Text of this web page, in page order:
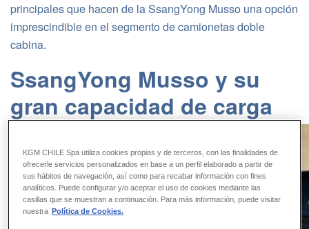
principales que hacen de la SsangYong Musso una opción
imprescindible en el segmento de camionetas doble
cabina.
SsangYong Musso y su
gran capacidad de carga
KGM CHILE Spa utiliza cookies propias y de terceros, con las finalidades de
ofrecerle servicios personalizados en base a un perfil elaborado a partir de
sus hábitos de navegación, así como para recabar información con fines
analíticos. Puede configurar y/o aceptar el uso de cookies mediante las
casillas que se muestran a continuación. Para más información, puede visitar
nuestra Política de Cookies.